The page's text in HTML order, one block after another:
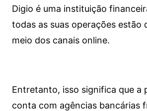
Digio é uma instituição
todas as suas operações estão
meio dos canais online.
Entretanto, isso significa que a
conta com agências bancárias